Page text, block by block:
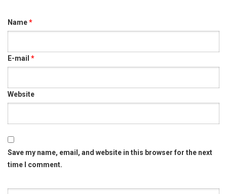
Name*
E-mail *
Website
Save my name, email, and website in this browser for the next
time I comment.